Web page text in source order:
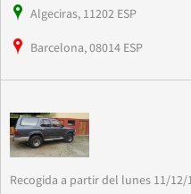
Algeciras, 11202 ESP
Barcelona, 08014 ESP
Recogida a partir del lunes 11/